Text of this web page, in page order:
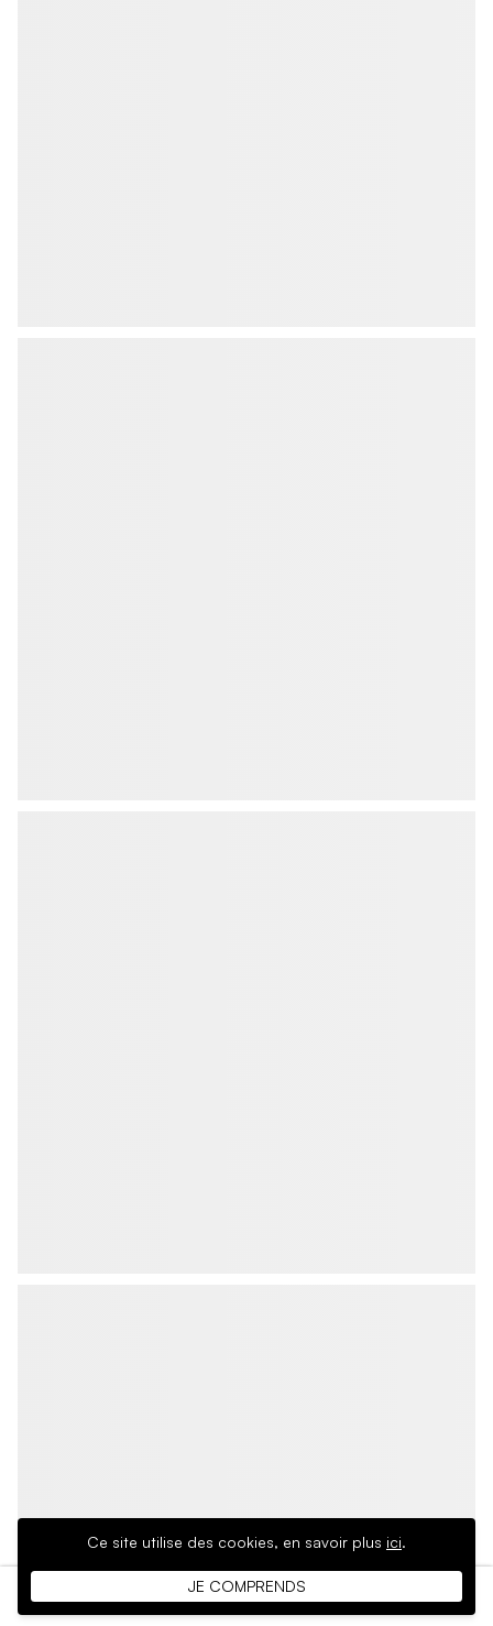
Ce site utilise des cookies, en savoir plus ici.
JE COMPRENDS